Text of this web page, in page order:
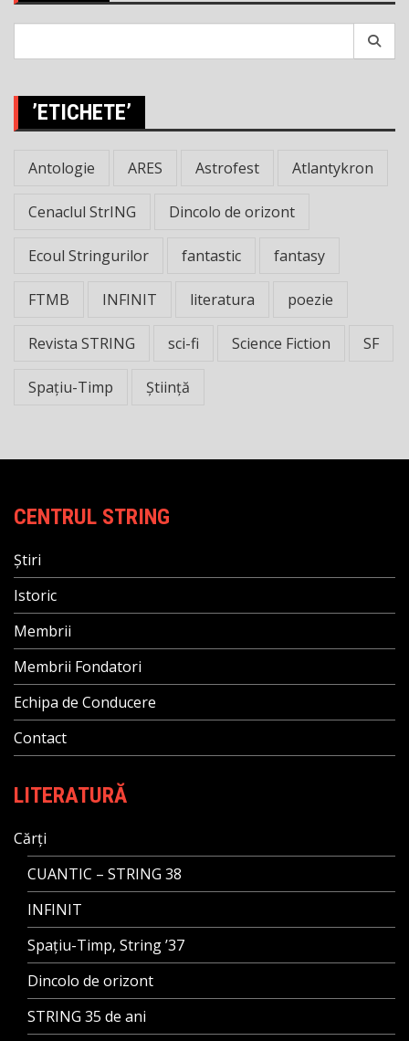
’ETICHETE’
Antologie ARES Astrofest Atlantykron
Cenaclul StrING Dincolo de orizont
Ecoul Stringurilor fantastic fantasy
FTMB INFINIT literatura poezie
Revista STRING sci-fi Science Fiction SF
Spațiu-Timp Știință
CENTRUL STRING
Știri
Istoric
Membrii
Membrii Fondatori
Echipa de Conducere
Contact
LITERATURĂ
Cărți
CUANTIC – STRING 38
INFINIT
Spațiu-Timp, String ’37
Dincolo de orizont
STRING 35 de ani